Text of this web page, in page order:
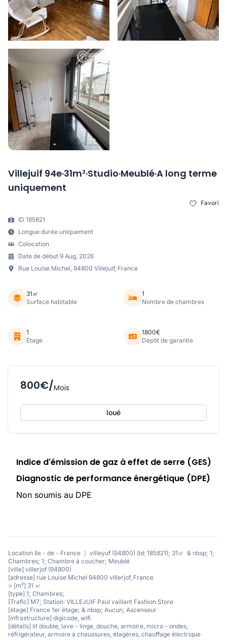
Villejuif 94e·31m²·Studio·Meublé·A long terme
uniquement
Favori
ID 185821
Longue durée uniquement
Colocation
Date de début 9 Aug, 2026
Rue Louise Michel, 94800 Villejuif, France
31㎡
Surface habitable
1
Nombre de chambres
1
Étage
1800€
Dépôt de garantie
800€/Mois
loué
Indice d'émission de gaz à effet de serre (GES)
Diagnostic de performance énergétique (DPE)
Non soumis au DPE
Location Ile - de - France ｜ villeyuf (94800) (id: 185821); 31㎡ & nbsp; 1;
Chambres; 1; Chambre à coucher; Meublé
[ville] villerjof (94800)
[adresse] rue Louise Michel 94800 villerjof, France
> [m²] 31 ㎡
[type] 1; Chambres;
[Trafic] M7; Station: VILLEJUIF Paul vaillant Fashion Store
[étage] France 1er étage; & nbsp; Aucun; Ascenseur
[infrastructure] digicode, wifi
[détails] lit double, lave - linge, douche, armoire, micro - ondes,
réfrigérateur, armoire à chaussures, étagères, chauffage électrique